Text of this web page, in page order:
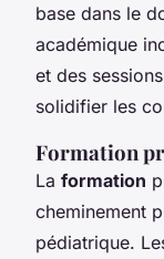
base dans le
académique
et des
solidifier les
Formation
La formation
cheminement
pédiatrique.